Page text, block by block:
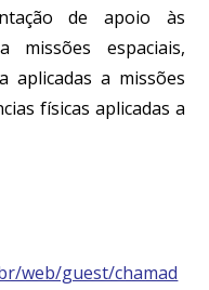
de apoio às
missões espaciais,
aplicadas a missões
físicas aplicadas a
web/guest/chamad